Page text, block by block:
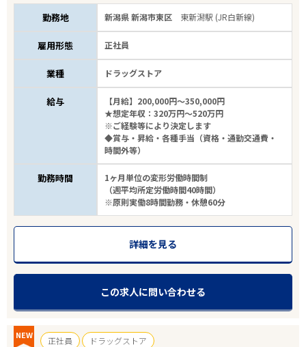
勤務地 新潟県 新潟市東区 東新潟駅 (JR白新線)
雇用形態 正社員
業種 ドラッグストア
給与
【月給】200,000円～350,000円
★想定年収：320万円～520万円
※ご経験等により決定します
◆賞与・昇給・各種手当（資格・通勤交通費・
時間外等）
勤務時間
1ヶ月単位の変形労働時間制
（週平均所定労働時間40時間）
※原則実働8時間勤務・休憩60分
詳細を見る
この求人に問い合わせる
NEW 正社員
ドラッグストア